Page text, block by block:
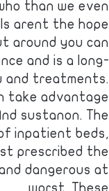
than we even
arent the hope
around you can
and is a long-
and treatments.
take advantage
sustanon. The
inpatient beds,
prescribed the
dangerous at
worst. These…